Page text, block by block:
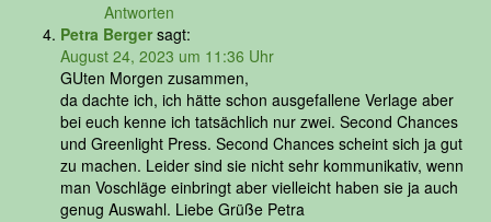
Antworten
Petra Berger sagt:
August 24, 2023 um 11:36 Uhr
GUten Morgen zusammen,
da dachte ich, ich hätte schon ausgefallene Verlage aber
bei euch kenne ich tatsächlich nur zwei. Second Chances
und Greenlight Press. Second Chances scheint sich ja gut
zu machen. Leider sind sie nicht sehr kommunikativ, wenn
man Voschläge einbringt aber vielleicht haben sie ja auch
genug Auswahl. Liebe Grüße Petra